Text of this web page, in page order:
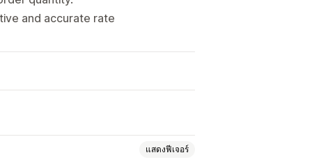
and accurate rate
แสดงฟีเจอร์